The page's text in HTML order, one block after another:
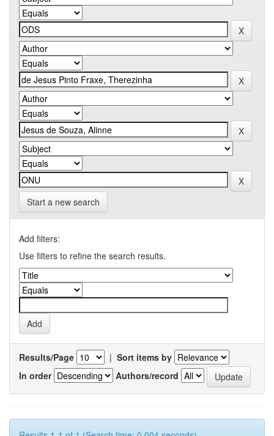
Start a new search
Add filters:
Use filters to refine the search results.
Results/Page | Sort items by
In order
Authors/record